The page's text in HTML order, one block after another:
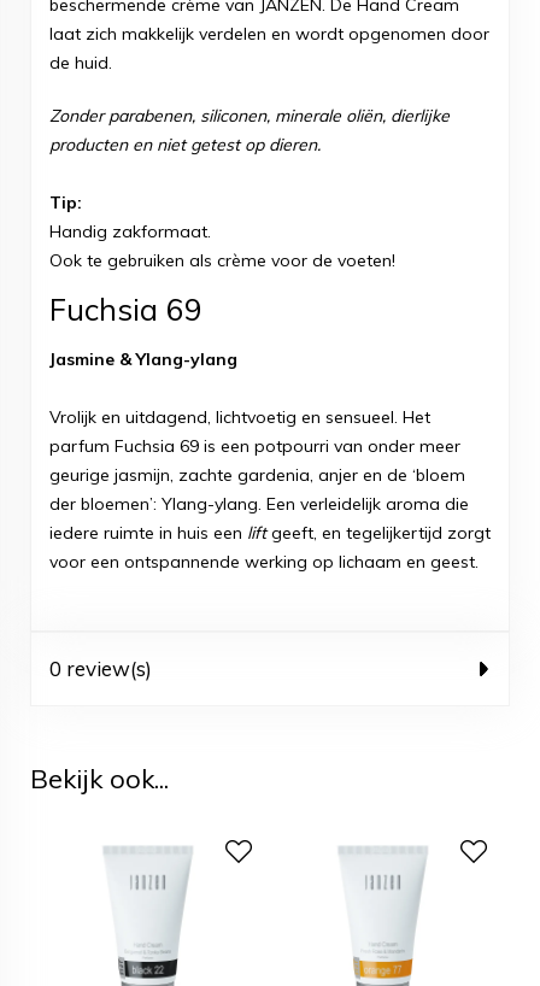
beschermende crème van JANZEN. De Hand Cream
laat zich makkelijk verdelen en wordt opgenomen door
de huid.
Zonder parabenen, siliconen, minerale oliën, dierlijke
producten en niet getest op dieren.
Tip:
Handig zakformaat.
Ook te gebruiken als crème voor de voeten!
Fuchsia 69
Jasmine & Ylang-ylang
Vrolijk en uitdagend, lichtvoetig en sensueel. Het
parfum Fuchsia 69 is een potpourri van onder meer
geurige jasmijn, zachte gardenia, anjer en de ‘bloem
der bloemen’: Ylang-ylang. Een verleidelijk aroma die
iedere ruimte in huis een liftgeeft, en tegelijkertijd zorgt
voor een ontspannende werking op lichaam en geest.
0 review(s)
Bekijk ook...